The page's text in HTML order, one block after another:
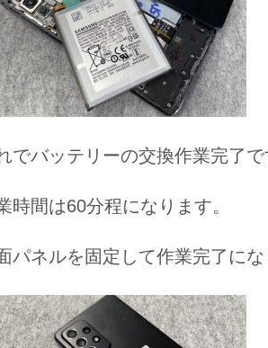
でバッテリーの交換作業完了で
時間は60分程になります。
パネルを固定して作業完了にな